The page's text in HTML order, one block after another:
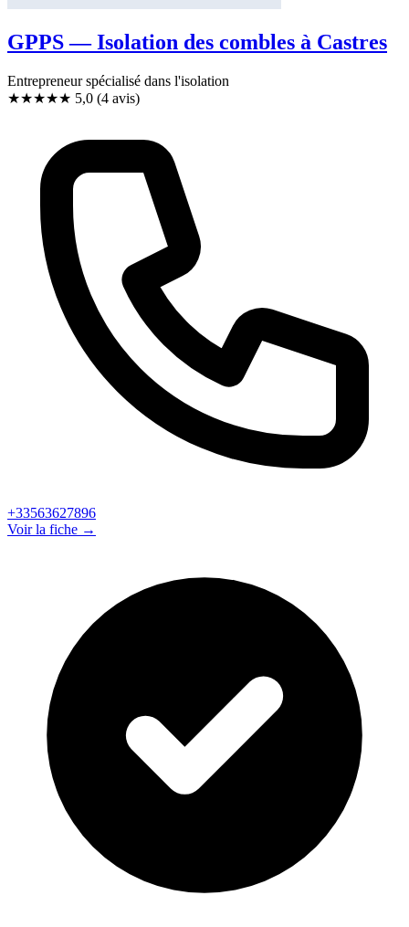
GPPS — Isolation des combles à Castres
Entrepreneur spécialisé dans l'isolation
★★★★★ 5,0 (4 avis)
+33563627896
Voir la fiche →